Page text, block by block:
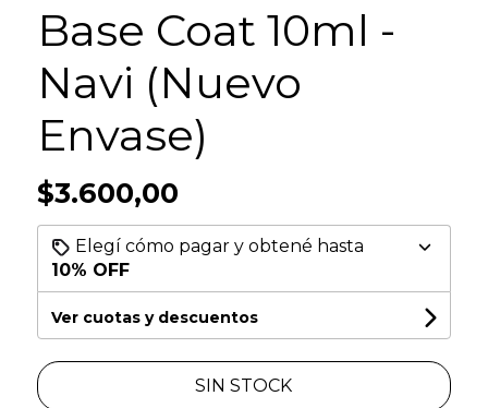
Base Coat 10ml -
Navi (Nuevo
Envase)
$3.600,00
Elegí cómo pagar y obtené hasta
10% OFF
Ver cuotas y descuentos
SIN STOCK